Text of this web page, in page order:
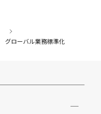
グローバル業務標準化